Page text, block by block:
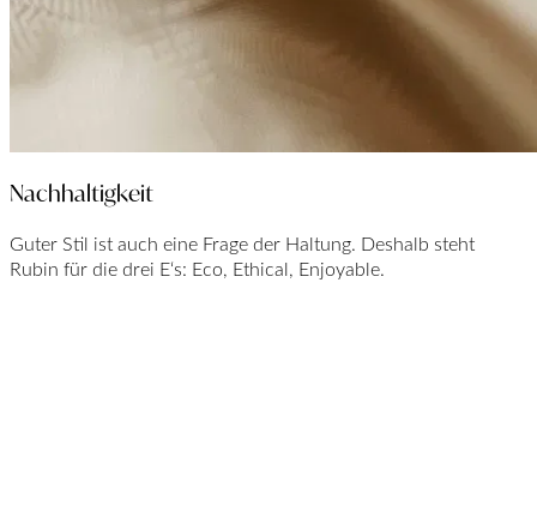
Nachhaltigkeit
Guter Stil ist auch eine Frage der Haltung. Deshalb steht
Rubin für die drei E‘s: Eco, Ethical, Enjoyable.